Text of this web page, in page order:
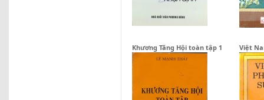
Khương Tăng Hội toàn tập 1 Việt